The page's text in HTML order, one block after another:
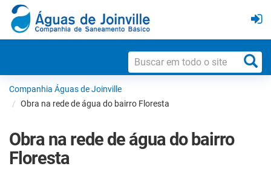
Companhia Águas de Joinville
Obra na rede de água do bairro Floresta
Obra na rede de água do bairro
Floresta